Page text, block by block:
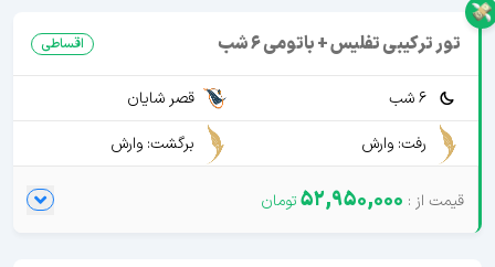
تور ترکیبی تفلیس + باتومی 6 شب اقساطی
6 شب
قصر شایان
رفت: وارش
برگشت: وارش
52,950,000